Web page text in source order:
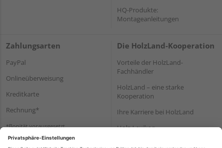
HQ-Produkte:
Montageanleitungen
Zahlungsarten
PayPal
Onlineüberweisung
Kreditkarte
Rechnung*
*Bonität vorausgesetzt
Die HolzLand-Kooperation
Vorteile der HolzLand-
Fachhändler
HolzLand – eine starke
Kooperation
Ihre Karriere bei HolzLand
Holz-Lexikon